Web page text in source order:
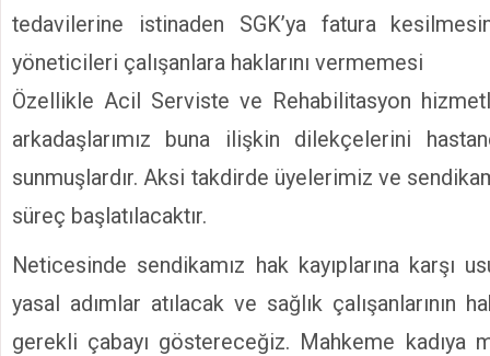
tedavilerine istinaden SGK’ya fatura
yöneticileri çalışanlara haklarını vermemesi
Özellikle Acil Serviste ve Rehabilitasyon
arkadaşlarımız buna ilişkin dilekçelerini
sunmuşlardır. Aksi takdirde üyelerimiz ve
süreç başlatılacaktır.
Neticesinde sendikamız hak kayıplarına karşı
yasal adımlar atılacak ve sağlık çalışanlarının
gerekli çabayı göstereceğiz. Mahkeme kadıya